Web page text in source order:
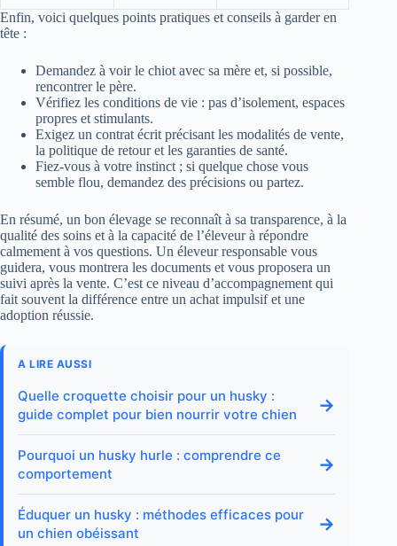
Enfin, voici quelques points pratiques et conseils à garder en
tête :
Demandez à voir le chiot avec sa mère et, si possible,
rencontrer le père.
Vérifiez les conditions de vie : pas d’isolement, espaces
propres et stimulants.
Exigez un contrat écrit précisant les modalités de vente,
la politique de retour et les garanties de santé.
Fiez-vous à votre instinct ; si quelque chose vous
semble flou, demandez des précisions ou partez.
En résumé, un bon élevage se reconnaît à sa transparence, à la
qualité des soins et à la capacité de l’éleveur à répondre
calmement à vos questions. Un éleveur responsable vous
guidera, vous montrera les documents et vous proposera un
suivi après la vente. C’est ce niveau d’accompagnement qui
fait souvent la différence entre un achat impulsif et une
adoption réussie.
A LIRE AUSSI
Quelle croquette choisir pour un husky :
guide complet pour bien nourrir votre chien
→
Pourquoi un husky hurle : comprendre ce
comportement
→
Éduquer un husky : méthodes efficaces pour
un chien obéissant
→